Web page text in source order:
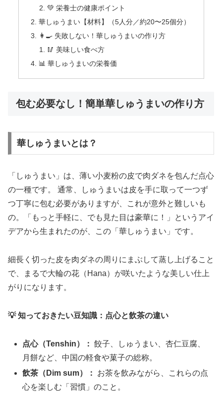
💚 栄養士の健康ポイント
華しゅうまい【材料】（5人分／約20〜25個分）
👩‍🍳 失敗しない！華しゅうまいの作り方
🥢 美味しい食べ方
📊 華しゅうまいの栄養価
包む必要なし！簡単華しゅうまいの作り方
華しゅうまいとは？
「しゅうまい」は、薄い小麦粉の皮で肉ダネを包んだ点心
の一種です。 通常、しゅうまいは皮を手に取って一つず
つ丁寧に包む必要がありますが、これが意外と難しいも
の。「もっと手軽に、でも見た目は豪華に！」というアイ
デアから生まれたのが、この「華しゅうまい」です。
細長く切った皮を肉ダネの周りにまぶして蒸し上げること
で、まるで大輪の花（Hana）が咲いたような美しい仕上
がりになります。
💡 知っておきたい豆知識：点心と飲茶の違い
点心（Tenshin）： 餃子、しゅうまい、杏仁豆腐、
月餅など、中国の軽食や菓子の総称。
飲茶（Dim sum）：
お茶を飲みながら、これらの点
心を楽しむ「習慣」のこと。